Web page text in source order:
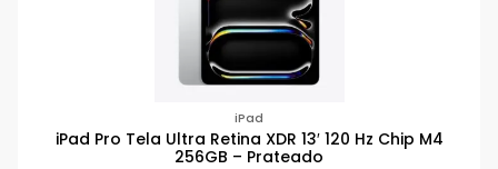
iPad
iPad Pro Tela Ultra Retina XDR 13′ 120 Hz Chip M4
256GB – Prateado